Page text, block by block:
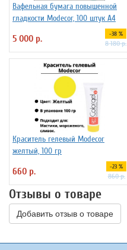
Вафельная бумага повышенной
гладкости Modecor, 100 штук А4
5 000 р. -38 %
8 180 р.
Краситель гелевый Modecor
желтый, 100 гр
660 р. -23 %
860 р.
Отзывы о товаре
Добавить отзыв о товаре